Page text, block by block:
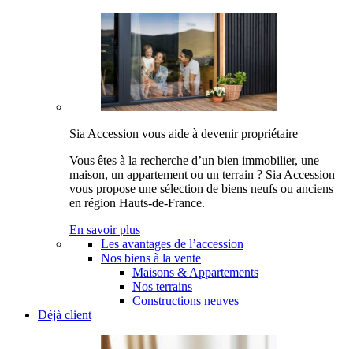
Sia Accession vous aide à devenir propriétaire
Vous êtes à la recherche d’un bien immobilier, une
maison, un appartement ou un terrain ? Sia Accession
vous propose une sélection de biens neufs ou anciens
en région Hauts-de-France.
En savoir plus
Les avantages de l’accession
Nos biens à la vente
Maisons & Appartements
Nos terrains
Constructions neuves
Déjà client